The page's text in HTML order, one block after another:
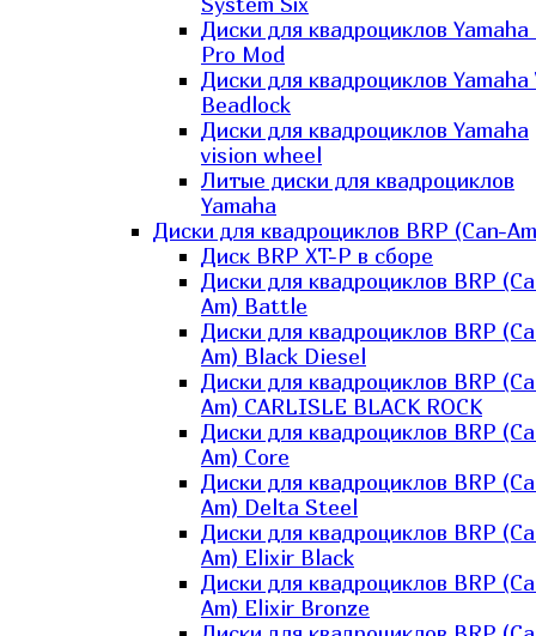
Диски для квадроциклов Yamaha
Pro Mod
Диски для квадроциклов Yamaha
Beadlock
Диски для квадроциклов Yamaha
vision wheel
Литые диски для квадроциклов
Yamaha
Диски для квадроциклов BRP (Can-
Диск BRP XT-P в сборе
Диски для квадроциклов BRP
Am) Battle
Диски для квадроциклов BRP
Am) Black Diesel
Диски для квадроциклов BRP
Am) CARLISLE BLACK ROCK
Диски для квадроциклов BRP
Am) Core
Диски для квадроциклов BRP
Am) Delta Steel
Диски для квадроциклов BRP
Am) Elixir Black
Диски для квадроциклов BRP
Am) Elixir Bronze